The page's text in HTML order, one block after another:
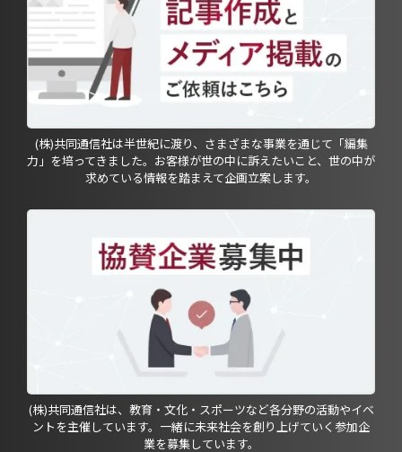
(株)共同通信社は半世紀に渡り、さまざまな事業を通じて「編集
力」を培ってきました。お客様が世の中に訴えたいこと、世の中が
求めている情報を踏まえて企画立案します。
(株)共同通信社は、教育・文化・スポーツなど各分野の活動やイベ
ントを主催しています。一緒に未来社会を創り上げていく参加企
業を募集しています。